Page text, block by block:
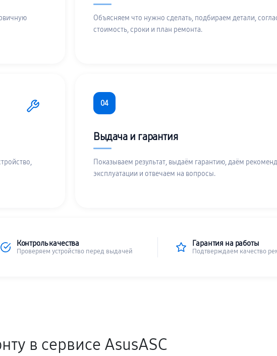
Объясняем что нужно сделать, подбираем детали,
стоимость, сроки и план ремонта.
04
Выдача и гарантия
Показываем результат, выдаём гарантию, даём
эксплуатации и отвечаем на вопросы.
Контроль качества
Проверяем устройство перед выдачей
Гарантия на работы
Подтверждаем качество
в сервисе AsusASC